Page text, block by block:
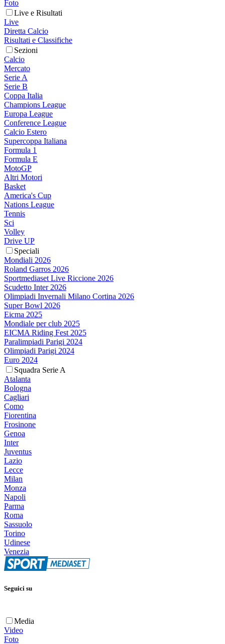
Foto
Live e Risultati
Live
Diretta Calcio
Risultati e Classifiche
Sezioni
Calcio
Mercato
Serie A
Serie B
Coppa Italia
Champions League
Europa League
Conference League
Calcio Estero
Supercoppa Italiana
Formula 1
Formula E
MotoGP
Altri Motori
Basket
America's Cup
Nations League
Tennis
Sci
Volley
Drive UP
Speciali
Mondiali 2026
Roland Garros 2026
Sportmediaset Live Riccione 2026
Scudetto Inter 2026
Olimpiadi Invernali Milano Cortina 2026
Super Bowl 2026
Eicma 2025
Mondiale per club 2025
EICMA Riding Fest 2025
Paralimpiadi Parigi 2024
Olimpiadi Parigi 2024
Euro 2024
Squadra Serie A
Atalanta
Bologna
Cagliari
Como
Fiorentina
Frosinone
Genoa
Inter
Juventus
Lazio
Lecce
Milan
Monza
Napoli
Parma
Roma
Sassuolo
Torino
Udinese
Venezia
Seguici su
Media
Video
Foto